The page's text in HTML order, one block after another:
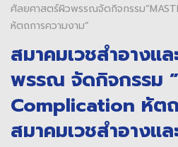
ศัลยศาสตร์ผิวพรรณจัดกิจกรรม
หัตถการความงาม”
สมาคมเวชสำอางแ
พรรณ จัดกิจกรรม
Complication หัตถ
สมาคมเวชสำอางแ